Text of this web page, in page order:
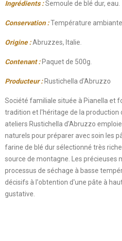
Ingrédients :Semoule de blé dur, eau.
Conservation:Température ambiante.
Origine:Abruzzes, Italie.
Contenant:Paquet de 500g.
Producteur: Rustichella d'Abruzzo
Société familiale située à Pianella et
tradition et l'héritage de la production
ateliers Rustichella d'Abruzzo
naturels pour préparer avec soin les
farine de blé dur sélectionné très
source de montagne. Les précieuses
processus de séchage à basse
décisifs à l'obtention d'une pâte à
gustative.